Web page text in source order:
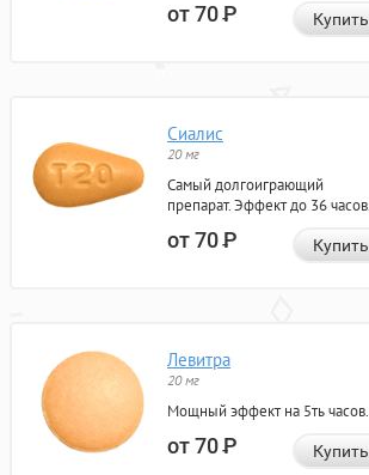
от 70Р Купить
Сиалис
20 мг
Самый долгоиграющий
препарат. Эффект до 36 часов.
от 70Р Купить
Левитра
20 мг
Мощный эффект на 5ть часов.
от 70Р Купить